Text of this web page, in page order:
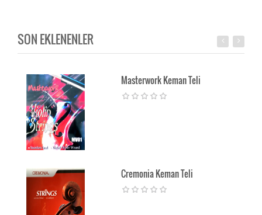
SON EKLENENLER
Masterwork Keman Teli
Cremonia Keman Teli